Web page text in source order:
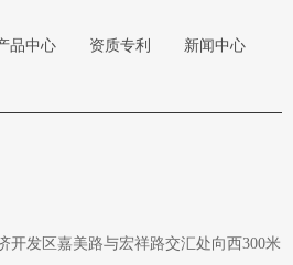
品中心 资质专利 新闻中心
开发区嘉美路与宏祥路交汇处向西300米